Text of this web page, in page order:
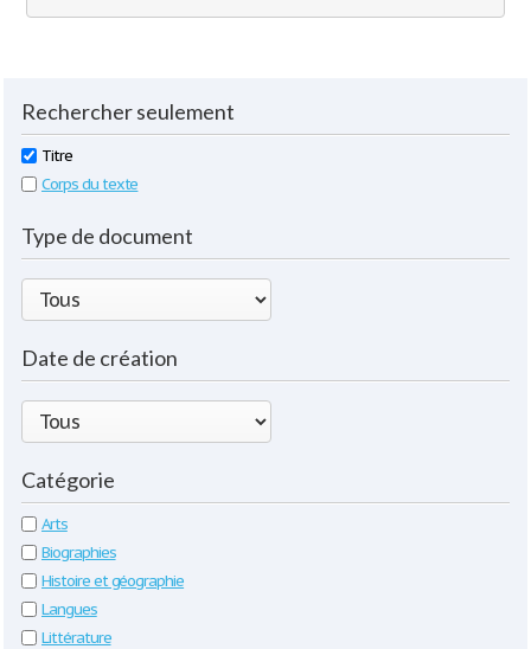
Rechercher seulement
Titre
Corps du texte
Type de document
Date de création
Catégorie
Arts
Biographies
Histoire et géographie
Langues
Littérature